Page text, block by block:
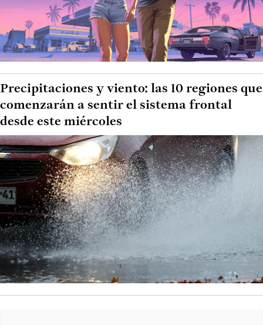
Precipitaciones y viento: las 10 regiones que
comenzarán a sentir el sistema frontal
desde este miércoles